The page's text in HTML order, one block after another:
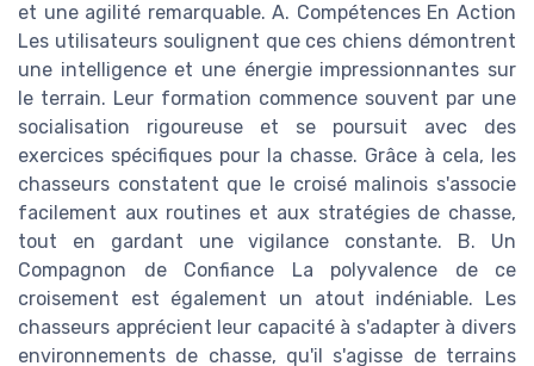
et une agilité remarquable. A. Compétences En Action
Les utilisateurs soulignent que ces chiens démontrent
une intelligence et une énergie impressionnantes sur
le terrain. Leur formation commence souvent par une
socialisation rigoureuse et se poursuit avec des
exercices spécifiques pour la chasse. Grâce à cela, les
chasseurs constatent que le croisé malinois s'associe
facilement aux routines et aux stratégies de chasse,
tout en gardant une vigilance constante. B. Un
Compagnon de Confiance La polyvalence de ce
croisement est également un atout indéniable. Les
chasseurs apprécient leur capacité à s'adapter à divers
environnements de chasse, qu'il s'agisse de terrains